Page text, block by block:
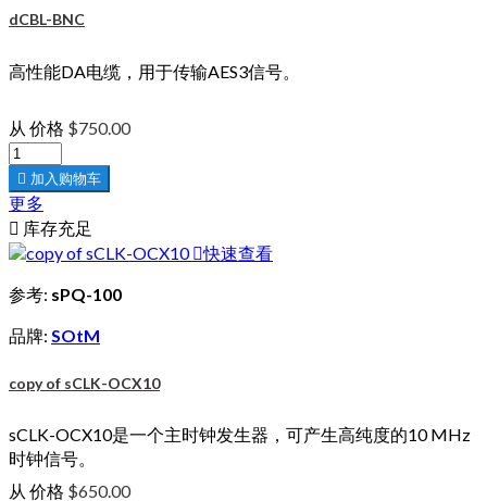
dCBL-BNC
高性能DA电缆，用于传输AES3信号。
从 价格 $750.00
 加入购物车
更多
 库存充足
快速查看
参考: sPQ-100
品牌: SOtM
copy of sCLK-OCX10
sCLK-OCX10是一个主时钟发生器，可产生高纯度的10 MHz
时钟信号。
从 价格 $650.00